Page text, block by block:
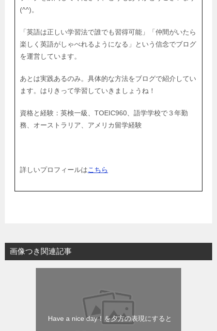
(^^)。
「英語は正しい学習法で誰でも習得可能」「仲間がいたら
楽しく英語がしゃべれるようになる」という信念でブログ
を運営しています。
あとは実践あるのみ。具体的な方法をブログで紹介してい
ます。はりきって学習していきましょうね！
資格と経験：英検一級、TOEIC960、語学学校で３年勤
務、オーストラリア、アメリカ留学経験
詳しいプロフィールはこちら
画像つき関連記事
Have a nice day！を夕方の表現にすると